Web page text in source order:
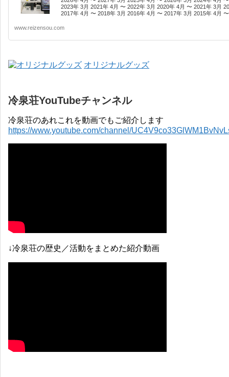
2023年 3月 2021年 4月 〜 2022年 3月 2020年 4月 〜 2021年 3月
2017年 4月 〜 2018年 3月 2016年 4月 〜 2017年 3月 2015年 4月
www.reizensou.com
オリジナルグッズ
冷泉荘YouTubeチャンネル
冷泉荘のあれこれを動画でもご紹介します
https://www.youtube.com/channel/
↓冷泉荘の歴史／活動をまとめた紹介動画